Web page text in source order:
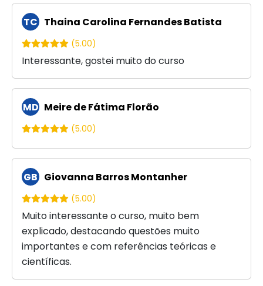
TC Thaina Carolina Fernandes Batista
(5.00)
Interessante, gostei muito do curso
MD Meire de Fátima Florão
(5.00)
GB Giovanna Barros Montanher
(5.00)
Muito interessante o curso, muito bem
explicado, destacando questões muito
importantes e com referências teóricas e
científicas.